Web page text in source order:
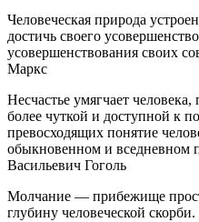
Человеческая природа
достичь своего
усовершенствования своих
Маркс
Несчастье умягчает человека,
более чуткой и доступной к
превосходящих понятие
обыкновенном и вседневном
Васильевич Гоголь
Молчание — прибежище
глубину человеческой